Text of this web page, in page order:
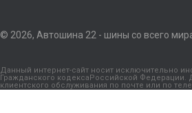
© 2026, Автошина 22 - шины со всего
Данный интернет-сайт носит исключительно
Гражданского кодексаРоссийской Федерации.
клиентского обслуживания по почте или по